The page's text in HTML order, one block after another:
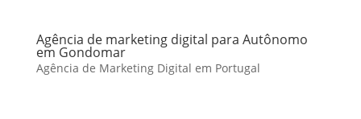
Agência de marketing digital para Autônomo
em Gondomar
Agência de Marketing Digital em Portugal